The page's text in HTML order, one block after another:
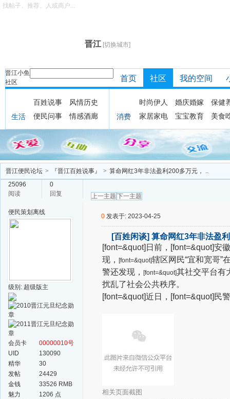
晋江 [切换城市]
晋江小鱼
社区
找帖子、推荐、人或商户...
首页 社区 我的空间
生活
百姓说事
风情历史
便民问事
情感酒廊 消费
时尚伊人 婚庆婚嫁
保健
家居家电
宝宝教育 美食
晋江便民论坛 > 『晋江百姓说事』 > 算命网红3年非法盈利200多万元， ..
25096
阅读
0
回复
上一主题 下一主题
便民策划 离线
级别: 超级版主
会员卡
00000010号
UID
130090
精华
30
发帖
24429
金钱
33526 RMB
魅力
1206 点
0 发表于: 2023-04-25
[百姓闲谈] 算命网红3年非法盈
[font=&quot]日前， [font=&quot]安
现，
[font=&quot]辖区网民“宜和宽哥”
警还发现，
[font=&quot]其社交平台有
扰乱了社会公共秩序。
[font=&quot]近日， [font=&quot]民
相关页面截图